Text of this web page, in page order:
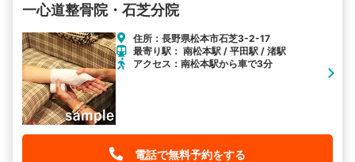
一心道整骨院・石芝分院
住所：長野県松本市石芝3-2-17
最寄り駅： 南松本駅 / 平田駅 / 渚駅
アクセス：南松本駅から車で3分
電話で無料予約をする